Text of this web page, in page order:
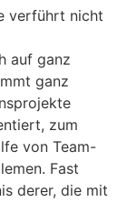
verführt nicht
auf ganz
ganz
zum
von Team-
Fast
derer, die mit